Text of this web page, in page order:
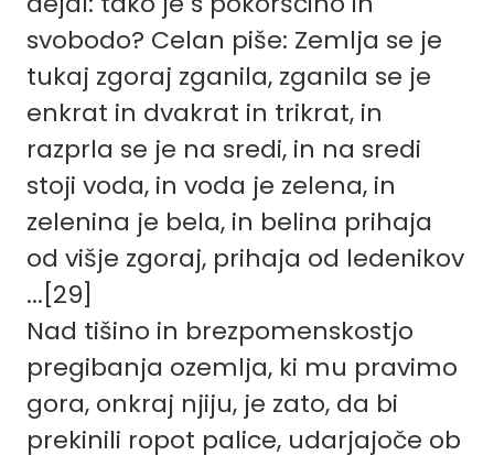
svobodo? Celan piše: Zemlja se je
tukaj zgoraj zganila, zganila se je
enkrat in dvakrat in trikrat, in
razprla se je na sredi, in na sredi
stoji voda, in voda je zelena, in
zelenina je bela, in belina prihaja
od višje zgoraj, prihaja od ledenikov
...[29]
Nad tišino in brezpomenskostjo
pregibanja ozemlja, ki mu pravimo
gora, onkraj njiju, je zato, da bi
prekinili ropot palice, udarjajoče ob